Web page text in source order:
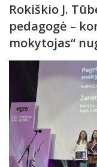
Rokiškio J.
pedagogė –
mokytojas“